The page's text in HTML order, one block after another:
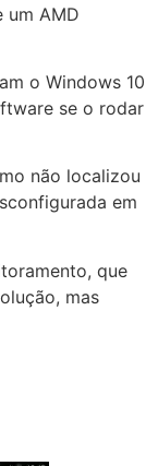
um AMD
o Windows 10
se o rodar
não localizou
em
que
mas